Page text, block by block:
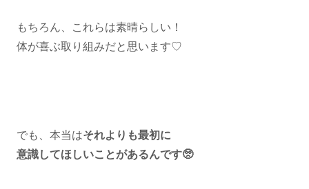
もちろん、これらは素晴らしい！
体が喜ぶ取り組みだと思います♡
でも、本当はそれよりも最初に
意識してほしいことがあるんです🥺